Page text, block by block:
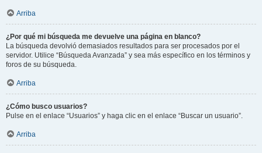
Arriba
¿Por qué mi búsqueda me devuelve una página en blanco?
La búsqueda devolvió demasiados resultados para ser procesados por el
servidor. Utilice “Búsqueda Avanzada” y sea más específico en los términos y
foros de su búsqueda.
Arriba
¿Cómo busco usuarios?
Pulse en el enlace “Usuarios” y haga clic en el enlace “Buscar un usuario”.
Arriba